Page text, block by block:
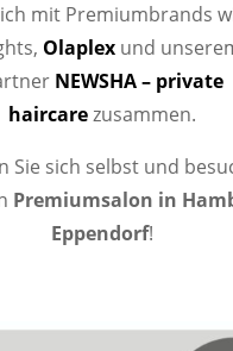
mit Premiumbrands
Olaplex und
NEWSHA – private
haircarezusammen.
Sie sich selbst und
Premiumsalon in
Eppendorf!